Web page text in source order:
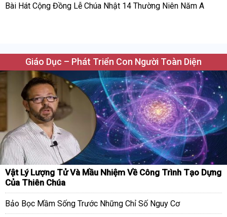
Bài Hát Cộng Đồng Lễ Chúa Nhật 14 Thường Niên Năm A
Giáo Dục – Phát Triển Con Người Toàn Diện
Vật Lý Lượng Tử Và Mầu Nhiệm Về Công Trình Tạo Dựng
Của Thiên Chúa
Bảo Bọc Mầm Sống Trước Những Chỉ Số Nguy Cơ